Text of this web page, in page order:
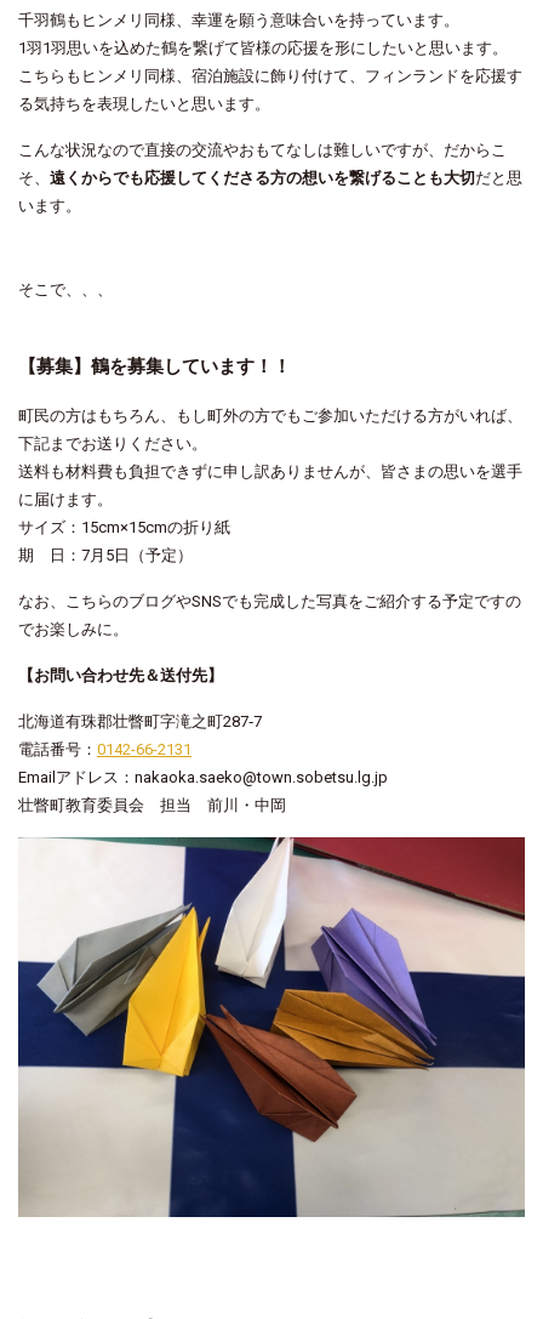
千羽鶴もヒンメリ同様、幸運を願う意味合いを持っています。
1羽1羽思いを込めた鶴を繋げて皆様の応援を形にしたいと思います。
こちらもヒンメリ同様、宿泊施設に飾り付けて、フィンランドを応援す
る気持ちを表現したいと思います。
こんな状況なので直接の交流やおもてなしは難しいですが、だからこ
そ、 遠くからでも応援してくださる方の想いを繋げることも大切 だと思
います。
そこで、、、
【募集】鶴を募集しています！！
町民の方はもちろん、もし町外の方でもご参加いただける方がいれば、
下記までお送りください。
送料も材料費も負担できずに申し訳ありませんが、皆さまの思いを選手
に届けます。
サイズ：15cm×15cmの折り紙
期 日：7月5日（予定）
なお、こちらのブログやSNSでも完成した写真をご紹介する予定ですの
でお楽しみに。
【お問い合わせ先＆送付先】
北海道有珠郡壮瞥町字滝之町287‐7
電話番号： 0142-66-2131
Emailアドレス：nakaoka.saeko@town.sobetsu.lg.jp
壮瞥町教育委員会 担当 前川・中岡